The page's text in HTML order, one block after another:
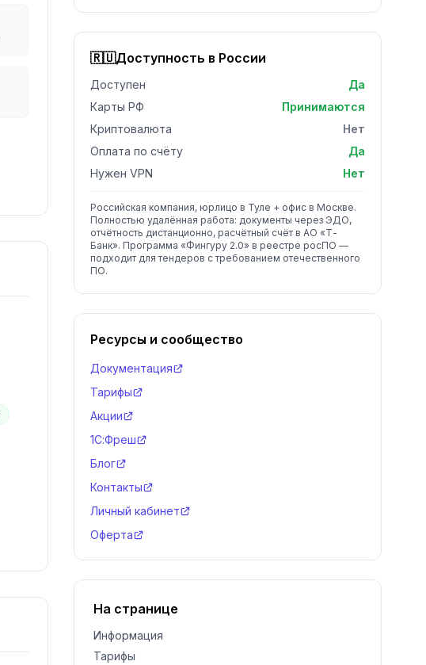
🇷🇺Доступность в России
Доступен
Да
Карты РФ
Принимаются
Криптовалюта
Нет
Оплата по счёту
Да
Нужен VPN
Нет
Российская компания, юрлицо в Туле + офис в Москве.
Полностью удалённая работа: документы через ЭДО,
отчётность дистанционно, расчётный счёт в АО «Т-
Банк». Программа «Фингуру 2.0» в реестре росПО —
подходит для тендеров с требованием отечественного
ПО.
Ресурсы и сообщество
Документация
Тарифы
Акции
1С:Фреш
Блог
Контакты
Личный кабинет
Оферта
На странице
Информация
Тарифы